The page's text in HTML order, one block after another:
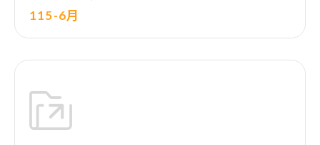
115-6月